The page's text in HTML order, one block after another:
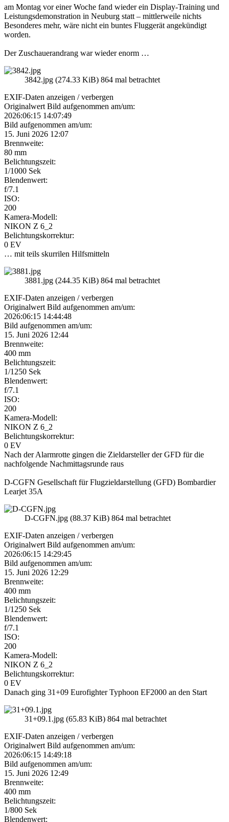
am Montag vor einer Woche fand wieder ein Display-Training und
Leistungsdemonstration in Neuburg statt – mittlerweile nichts
Besonderes mehr, wäre nicht ein buntes Fluggerät angekündigt
worden.
Der Zuschauerandrang war wieder enorm …
3842.jpg (274.33 KiB) 864 mal betrachtet
EXIF-Daten anzeigen / verbergen
Originalwert Bild aufgenommen am/um:
2026:06:15 14:07:49
Bild aufgenommen am/um:
15. Juni 2026 12:07
Brennweite:
80 mm
Belichtungszeit:
1/1000 Sek
Blendenwert:
f/7.1
ISO:
200
Kamera-Modell:
NIKON Z 6_2
Belichtungskorrektur:
0 EV
… mit teils skurrilen Hilfsmitteln
3881.jpg (244.35 KiB) 864 mal betrachtet
EXIF-Daten anzeigen / verbergen
Originalwert Bild aufgenommen am/um:
2026:06:15 14:44:48
Bild aufgenommen am/um:
15. Juni 2026 12:44
Brennweite:
400 mm
Belichtungszeit:
1/1250 Sek
Blendenwert:
f/7.1
ISO:
200
Kamera-Modell:
NIKON Z 6_2
Belichtungskorrektur:
0 EV
Nach der Alarmrotte gingen die Zieldarsteller der GFD für die
nachfolgende Nachmittagsrunde raus
D-CGFN Gesellschaft für Flugzieldarstellung (GFD) Bombardier
Learjet 35A
D-CGFN.jpg (88.37 KiB) 864 mal betrachtet
EXIF-Daten anzeigen / verbergen
Originalwert Bild aufgenommen am/um:
2026:06:15 14:29:45
Bild aufgenommen am/um:
15. Juni 2026 12:29
Brennweite:
400 mm
Belichtungszeit:
1/1250 Sek
Blendenwert:
f/7.1
ISO:
200
Kamera-Modell:
NIKON Z 6_2
Belichtungskorrektur:
0 EV
Danach ging 31+09 Eurofighter Typhoon EF2000 an den Start
31+09.1.jpg (65.83 KiB) 864 mal betrachtet
EXIF-Daten anzeigen / verbergen
Originalwert Bild aufgenommen am/um:
2026:06:15 14:49:18
Bild aufgenommen am/um:
15. Juni 2026 12:49
Brennweite:
400 mm
Belichtungszeit:
1/800 Sek
Blendenwert: